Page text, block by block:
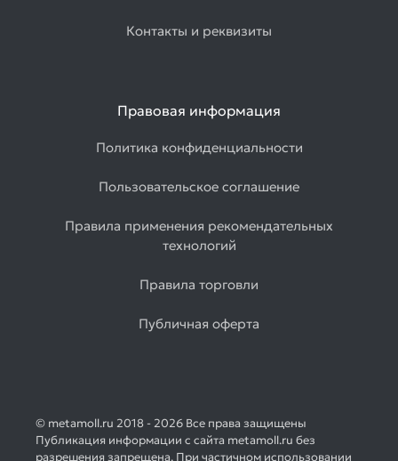
Контакты и реквизиты
Правовая информация
Политика конфиденциальности
Пользовательское соглашение
Правила применения рекомендательных
технологий
Правила торговли
Публичная оферта
© metamoll.ru 2018 - 2026 Все права защищены
Публикация информации с сайта metamoll.ru без
разрешения запрещена. При частичном использовании